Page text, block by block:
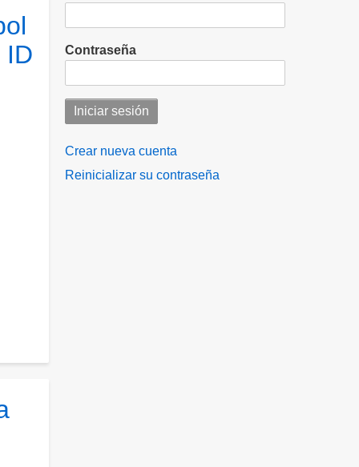
ID
Contraseña
Crear nueva cuenta
Reinicializar su contraseña